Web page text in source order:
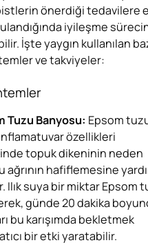
önerdiği tedavilere
iyileşme
İşte yaygın kullanılan
ve takviyeler:
Tuzu Banyosu: Epsom
özellikleri
topuk dikeninin neden
ağrının hafiflemesine
Ilık suya bir miktar Epsom
günde 20 dakika
bu karışımda bekletmek
bir etki yaratabilir.